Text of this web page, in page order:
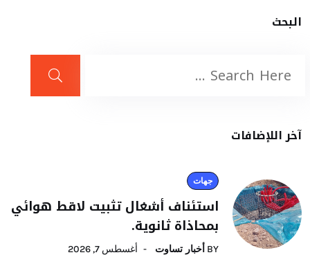
البحث
آخر اللإضافات
جهات
استئناف أشغال تثبيت لاقط هوائي
بمحاذاة ثانوية.
BY أخبار تساوت أغسطس 7, 2026